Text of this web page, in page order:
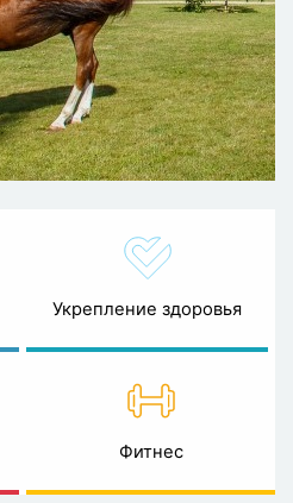
Укрепление здоровья
Фитнес